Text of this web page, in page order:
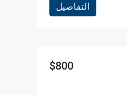
التفاصيل
$800